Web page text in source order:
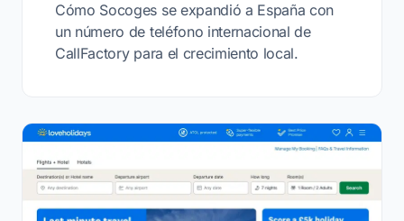
Cómo Socoges se expandió a España con
un número de teléfono internacional de
CallFactory para el crecimiento local.